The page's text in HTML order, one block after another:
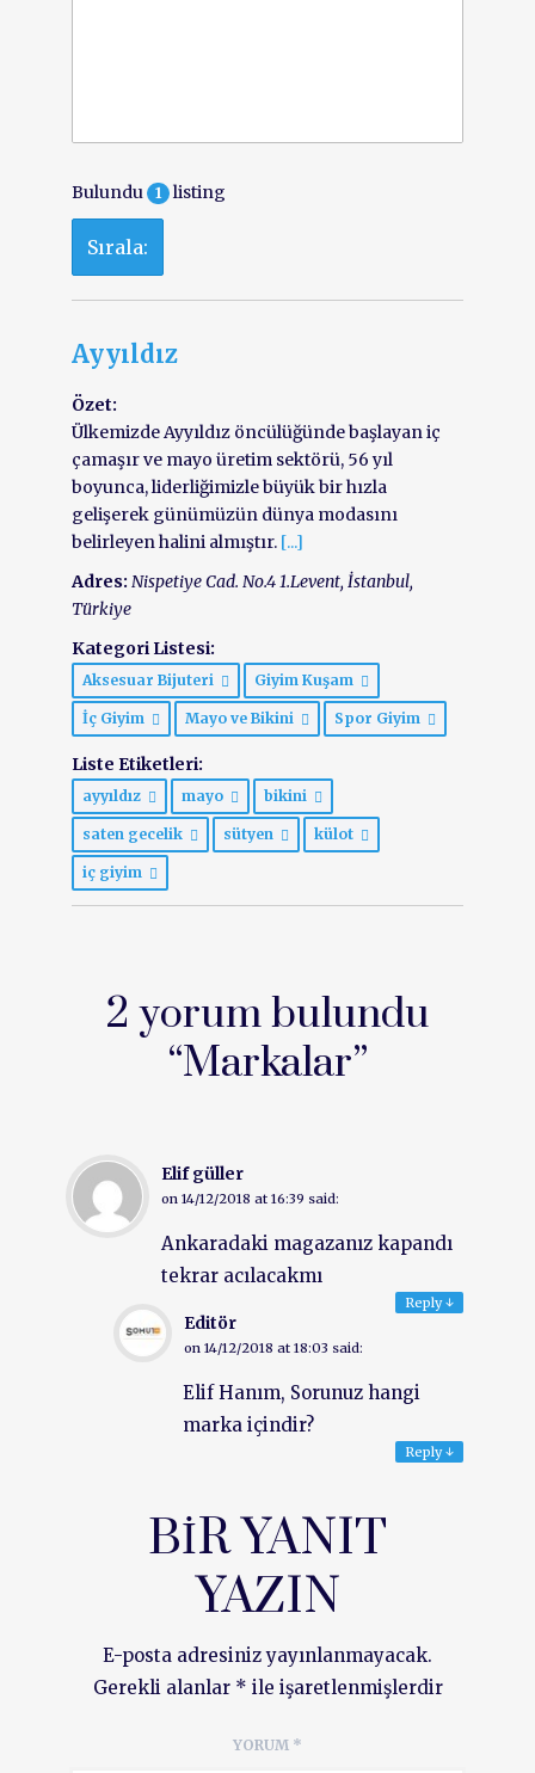
Bulundu 1 listing
Sırala:
Ayyıldız
Özet:
Ülkemizde Ayyıldız öncülüğünde başlayan iç
çamaşır ve mayo üretim sektörü, 56 yıl
boyunca, liderliğimizle büyük bir hızla
gelişerek günümüzün dünya modasını
belirleyen halini almıştır. [...]
Adres: Nispetiye Cad. No.4 1.Levent, İstanbul,
Türkiye
Kategori Listesi:
Aksesuar Bijuteri Giyim Kuşam
İç Giyim Mayo ve Bikini Spor Giyim
Liste Etiketleri:
ayyıldız mayo bikini
saten gecelik sütyen külot
iç giyim
2 yorum bulundu
“Markalar”
Elif güller
on 14/12/2018 at 16:39 said:
Ankaradaki magazanız kapandı
tekrar acılacakmı
Reply↓
Editör
on 14/12/2018 at 18:03 said:
Elif Hanım, Sorunuz hangi
marka içindir?
Reply↓
BIR YANIT
YAZIN
E-posta adresiniz yayınlanmayacak.
Gerekli alanlar * ile işaretlenmişlerdir
YORUM *